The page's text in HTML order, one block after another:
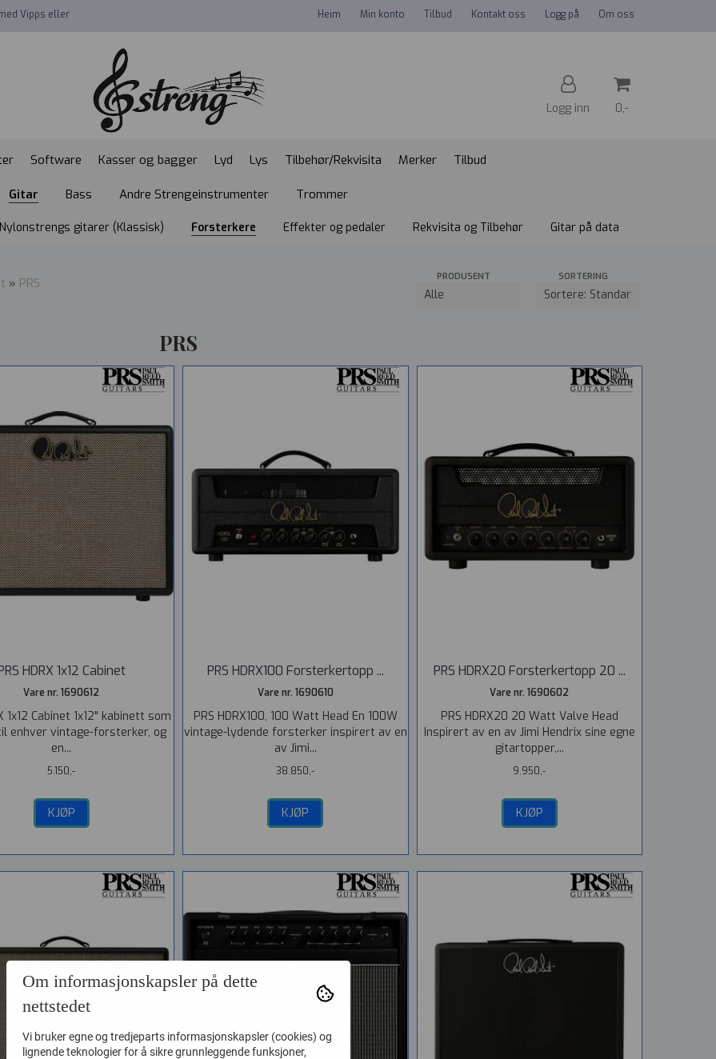
Vipps eller
Heim Min konto Tilbud Kontakt oss Logg på Om oss
Logg inn 0,-
Software Kasser og bagger Lyd Lys Tilbehør/Rekvisita Merker Tilbud
Gitar Bass Andre Strengeinstrumenter Trommer
Nylonstrengs gitarer (Klassisk) Forsterkere Effekter og pedaler Rekvisita og Tilbehør Gitar på data
» PRS PRODUSENT SORTERING
PRS
HDRX 1x12 Cabinet
Vare nr. 1690612
1x12 Cabinet 1x12" kabinett som
enhver vintage-forsterker, og
en...
5.150,-
KJØP
PRS HDRX100 Forsterkertopp ...
Vare nr. 1690610
PRS HDRX100, 100 Watt Head En 100W
vintage-lydende forsterker inspirert av en
av Jimi...
38.850,-
KJØP
PRS HDRX20 Forsterkertopp 20 ...
Vare nr. 1690602
PRS HDRX20 20 Watt Valve Head
Inspirert av en av Jimi Hendrix sine egne
gitartopper,...
9.950,-
KJØP
Trykk ENTER for å søke
Om informasjonskapsler på dette
nettstedet
Vi bruker egne og tredjeparts informasjonskapsler (cookies) og
lignende teknologier for å sikre grunnleggende funksjoner,